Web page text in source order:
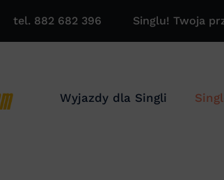
tel. 882 682 396 Singlu! Twoja
Wyjazdy dla Singli